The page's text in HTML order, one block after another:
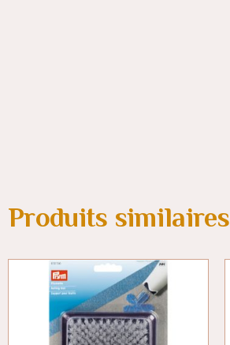
Produits similaires